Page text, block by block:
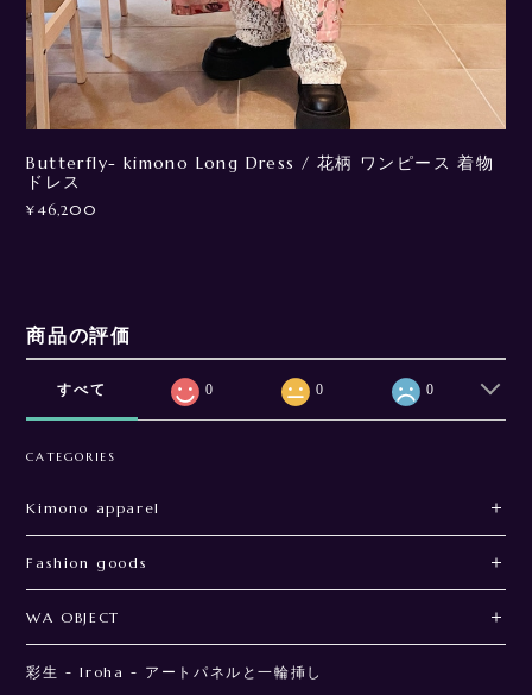
Butterfly- kimono Long Dress / 花柄 ワンピース 着物
ドレス
¥46,200
商品の評価
すべて 0 0 0
CATEGORIES
Kimono apparel
Fashion goods
WA OBJECT
彩生 - Iroha - アートパネルと一輪挿し